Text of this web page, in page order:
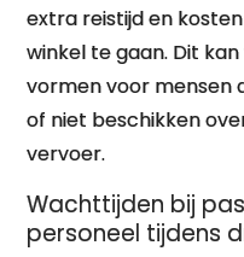
extra reistijd en
winkel te gaan. Dit
vormen voor mensen
of niet beschikken
vervoer.
Wachttijden bij
personeel tijdens